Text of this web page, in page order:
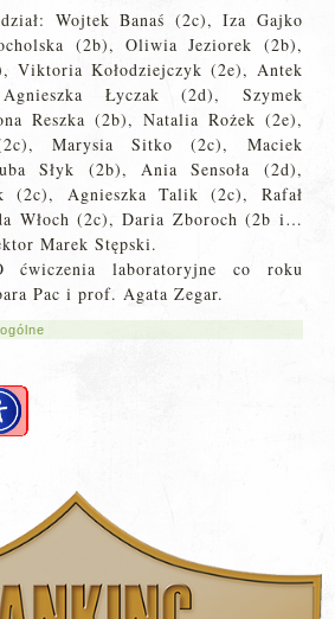
Wojtek Banaś (2c), Iza Gajko
(2b), Oliwia Jeziorek (2b),
Viktoria Kołodziejczyk (2e), Antek
Łyczak (2d), Szymek
Reszka (2b), Natalia Rożek (2e),
Marysia Sitko (2c), Maciek
Słyk (2b), Ania Sensoła (2d),
(2c), Agnieszka Talik (2c), Rafał
Włoch (2c), Daria Zboroch (2b i…
Marek Stępski.
laboratoryjne co roku
Pac i prof. Agata Zegar.